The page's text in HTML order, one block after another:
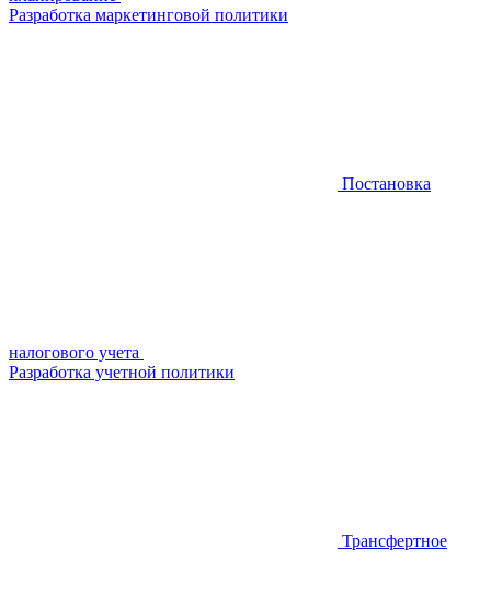
Разработка маркетинговой политики
Постановка
налогового учета
Разработка учетной политики
Трансфертное